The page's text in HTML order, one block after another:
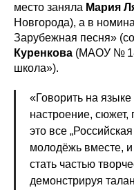
место заняла Мария
Новгорода), а в
Зарубежная песня»
Куренкова (МАОУ №
школа»).
«Говорить на
настроение,
это все
молодёжь вместе, и
стать частью
демонстрируя